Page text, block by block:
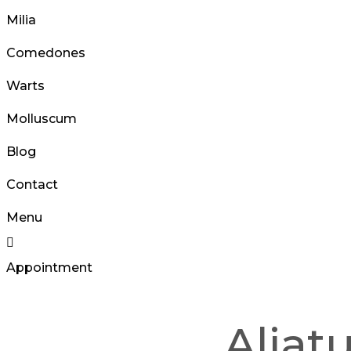
Milia
Comedones
Warts
Molluscum
Blog
Contact
Menu
Appointment